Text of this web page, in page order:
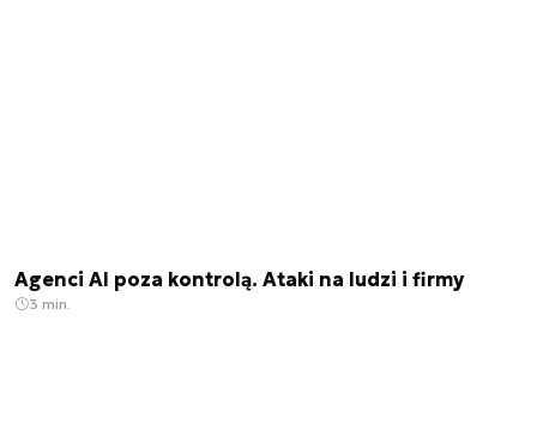
Agenci AI poza kontrolą. Ataki na ludzi i firmy
3 min.